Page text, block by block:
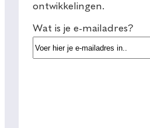
ontwikkelingen.
Wat is je e-mailadres?